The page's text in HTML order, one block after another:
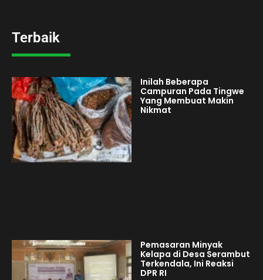
Terbaik
Inilah Beberapa
Campuran Pada Tingwe
Yang Membuat Makin
Nikmat
Pemasaran Minyak
Kelapa di Desa Serambut
Terkendala, Ini Reaksi
DPR RI